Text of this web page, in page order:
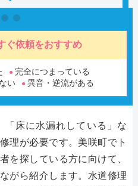
ぐ依頼をおすすめ
完全につまっている
い
異音・逆流がある
「床に水漏れしている」な
理が必要です。美咲町でト
を探している方に向けて、
がら紹介します。水道修理